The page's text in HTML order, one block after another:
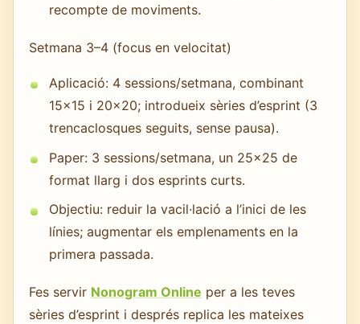
recompte de moviments.
Setmana 3–4 (focus en velocitat)
Aplicació: 4 sessions/setmana, combinant
15×15 i 20×20; introdueix sèries d’esprint (3
trencaclosques seguits, sense pausa).
Paper: 3 sessions/setmana, un 25×25 de
format llarg i dos esprints curts.
Objectiu: reduir la vacil·lació a l’inici de les
línies; augmentar els emplenaments en la
primera passada.
Fes servir Nonogram Online per a les teves
sèries d’esprint i després replica les mateixes